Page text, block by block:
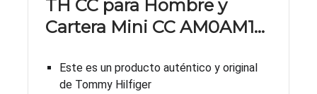
TH CC para Hombre y
Cartera Mini CC AM0AM1…
Este es un producto auténtico y original
de Tommy Hilfiger